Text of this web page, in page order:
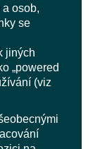
osob,
se
jiných
„powered
(viz